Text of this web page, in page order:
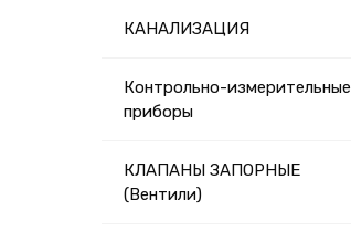
КАНАЛИЗАЦИЯ
Контрольно-измерительные
приборы
КЛАПАНЫ ЗАПОРНЫЕ
(Вентили)